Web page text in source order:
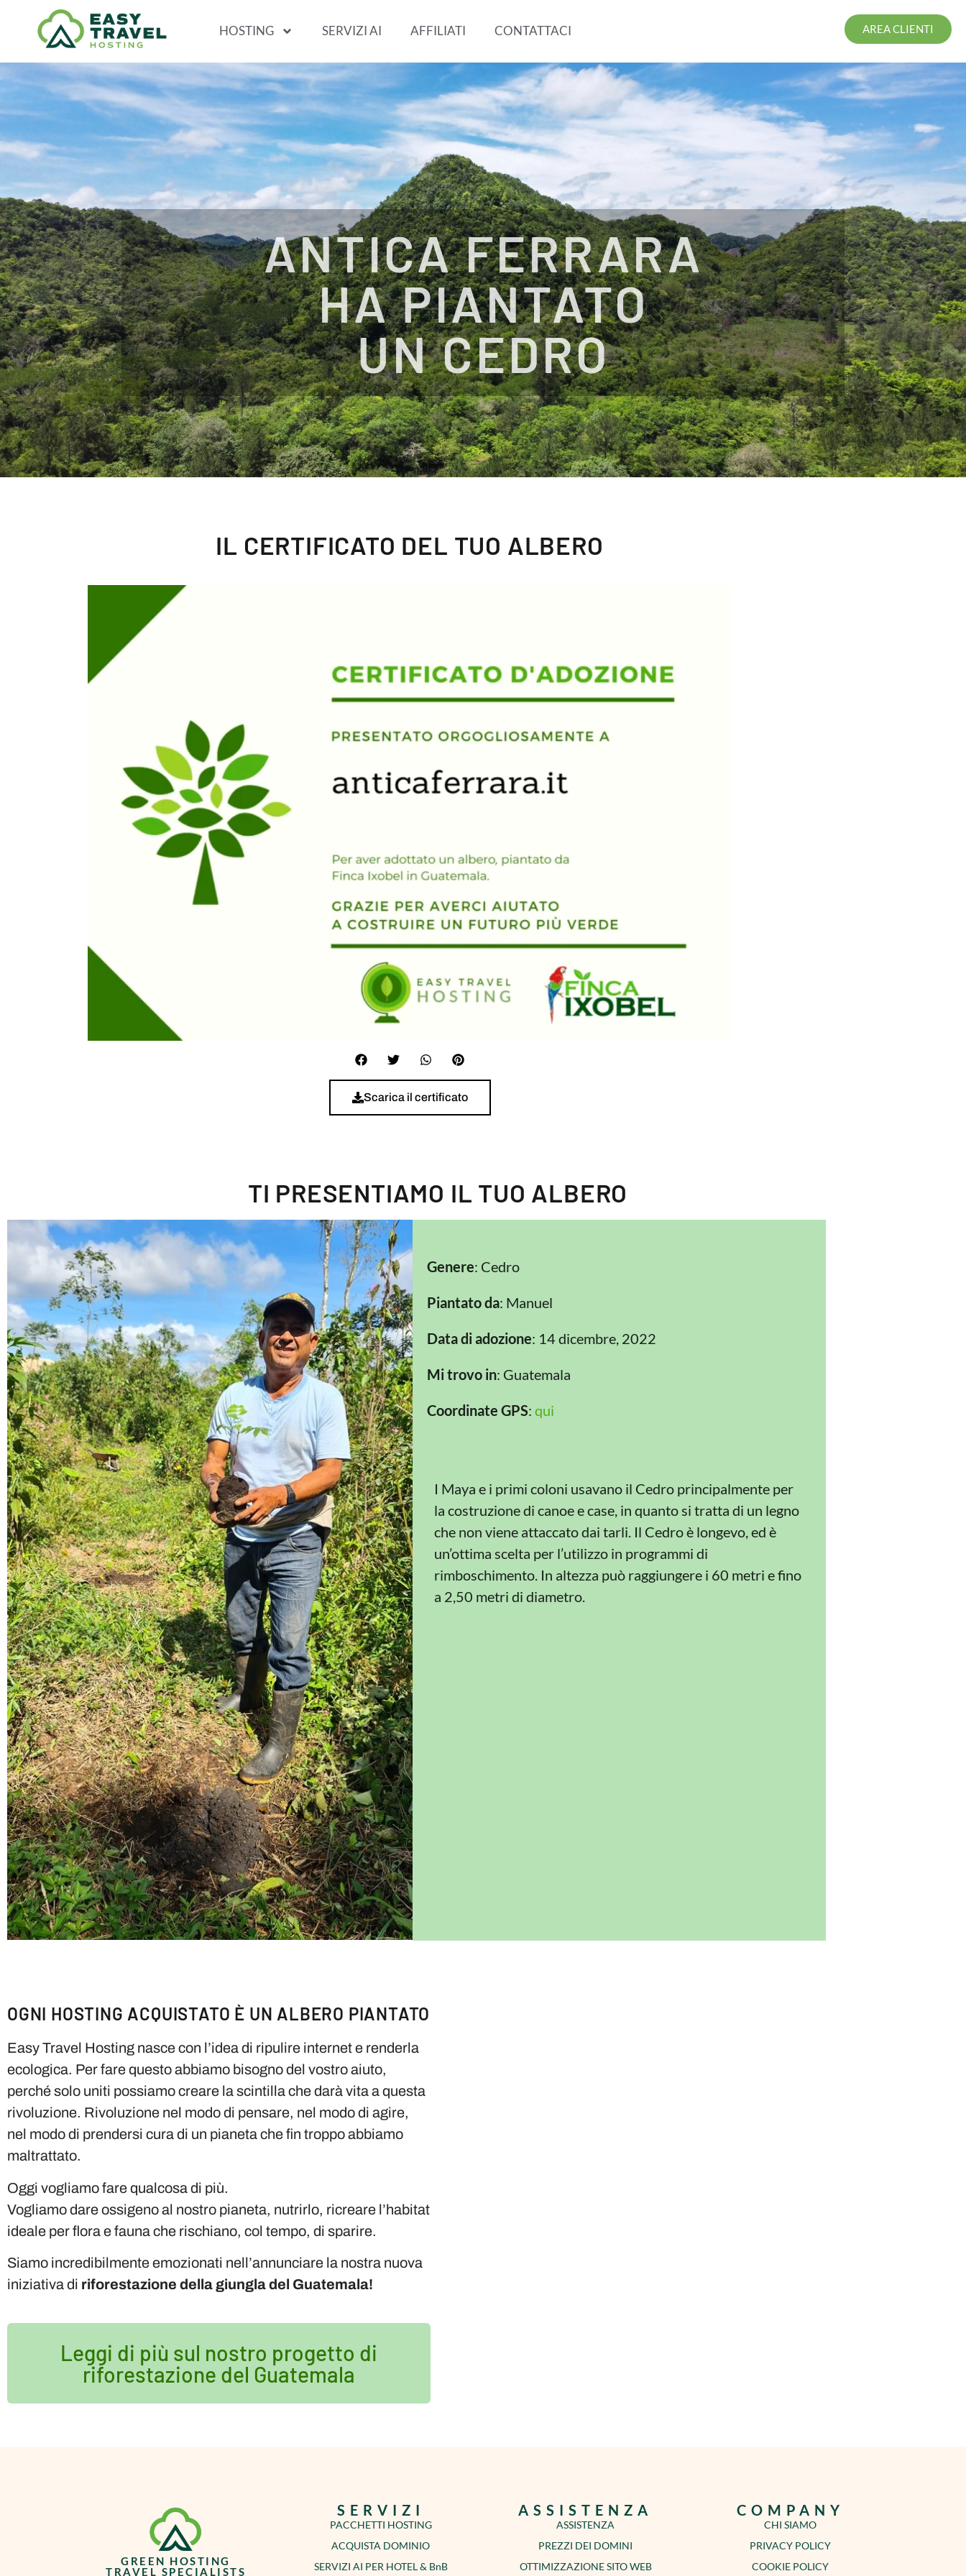
HOSTING SERVIZI AI AFFILIATI CONTATTACI AREA CLIENTI
ANTICA FERRARA
HA PIANTATO
UN CEDRO
IL CERTIFICATO DEL TUO ALBERO
Scarica il certificato
TI PRESENTIAMO IL TUO ALBERO
Genere: Cedro
Piantato da: Manuel
Data di adozione: 14 dicembre, 2022
Mi trovo in: Guatemala
Coordinate GPS: qui
I Maya e i primi coloni usavano il Cedro principalmente per
la costruzione di canoe e case, in quanto si tratta di un legno
che non viene attaccato dai tarli. Il Cedro è longevo, ed è
un’ottima scelta per l’utilizzo in programmi di
rimboschimento. In altezza può raggiungere i 60 metri e fino
a 2,50 metri di diametro.
OGNI HOSTING ACQUISTATO È UN ALBERO PIANTATO
Easy Travel Hosting nasce con l’idea di ripulire internet e renderla
ecologica. Per fare questo abbiamo bisogno del vostro aiuto,
perché solo uniti possiamo creare la scintilla che darà vita a questa
rivoluzione. Rivoluzione nel modo di pensare, nel modo di agire,
nel modo di prendersi cura di un pianeta che fin troppo abbiamo
maltrattato.
Oggi vogliamo fare qualcosa di più.
Vogliamo dare ossigeno al nostro pianeta, nutrirlo, ricreare l’habitat
ideale per flora e fauna che rischiano, col tempo, di sparire.
Siamo incredibilmente emozionati nell’annunciare la nostra nuova
iniziativa di riforestazione della giungla del Guatemala!
Leggi di più sul nostro progetto di
riforestazione del Guatemala
GREEN HOSTING
TRAVEL SPECIALISTS
SERVIZI
PACCHETTI HOSTING
ACQUISTA DOMINIO
SERVIZI AI PER HOTEL & BnB
ASSISTENZA
ASSISTENZA
PREZZI DEI DOMINI
OTTIMIZZAZIONE SITO WEB
COMPANY
CHI SIAMO
PRIVACY POLICY
COOKIE POLICY